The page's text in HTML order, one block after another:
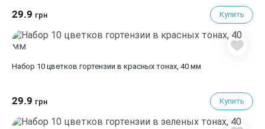
29.9 грн Купить
Набор 10 цветков гортензии в красных тонах, 40 мм
29.9 грн Купить